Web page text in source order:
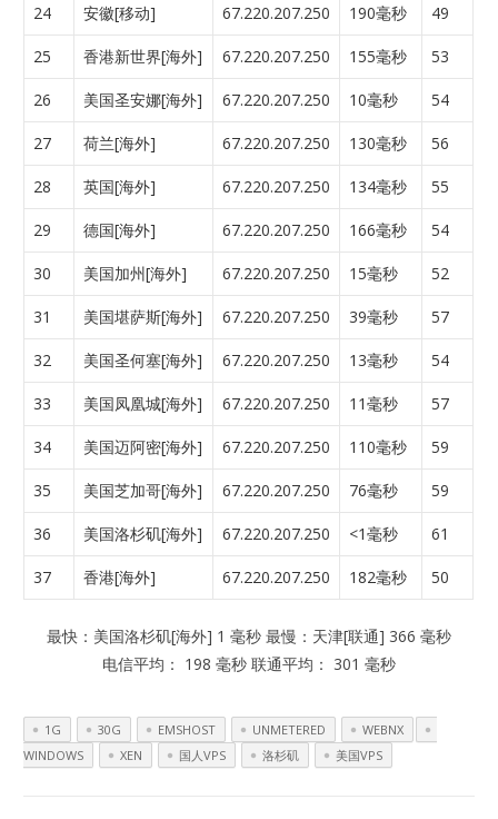
24 安徽[移动] 67.220.207.250 190毫秒 49
25 香港新世界[海外] 67.220.207.250 155毫秒 53
26 美国圣安娜[海外] 67.220.207.250 10毫秒 54
27 荷兰[海外] 67.220.207.250 130毫秒 56
28 英国[海外] 67.220.207.250 134毫秒 55
29 德国[海外] 67.220.207.250 166毫秒 54
30 美国加州[海外] 67.220.207.250 15毫秒 52
31 美国堪萨斯[海外] 67.220.207.250 39毫秒 57
32 美国圣何塞[海外] 67.220.207.250 13毫秒 54
33 美国凤凰城[海外] 67.220.207.250 11毫秒 57
34 美国迈阿密[海外] 67.220.207.250 110毫秒 59
35 美国芝加哥[海外] 67.220.207.250 76毫秒 59
36 美国洛杉矶[海外] 67.220.207.250 <1毫秒 61
37 香港[海外] 67.220.207.250 182毫秒 50
最快：美国洛杉矶[海外] 1 毫秒 最慢：天津[联通] 366 毫秒
电信平均： 198 毫秒 联通平均： 301 毫秒
1G 30G EMSHOST UNMETERED
WEBNX
WINDOWS
XEN 国人VPS 洛杉矶 美国VPS